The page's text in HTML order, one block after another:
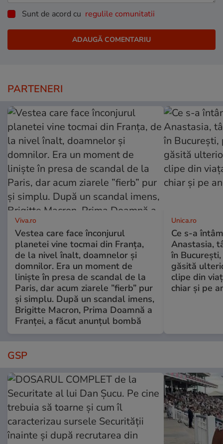
Sunt de acord cu regulile comunitatii
PARTENERI
Viva.ro
Vestea care face înconjurul
planetei vine tocmai din Franța,
de la nivel înalt, doamnelor și
domnilor. Era un moment de
liniște în presa de scandal de la
Paris, dar acum ziarele ”fierb” pur
și simplu. După un scandal imens,
Brigitte Macron, Prima Doamnă a
Franței, a făcut anunțul bombă
Unica.ro
Ce s-a
Anastasia,
în
găsită
clipe din
chiar și pe
GSP